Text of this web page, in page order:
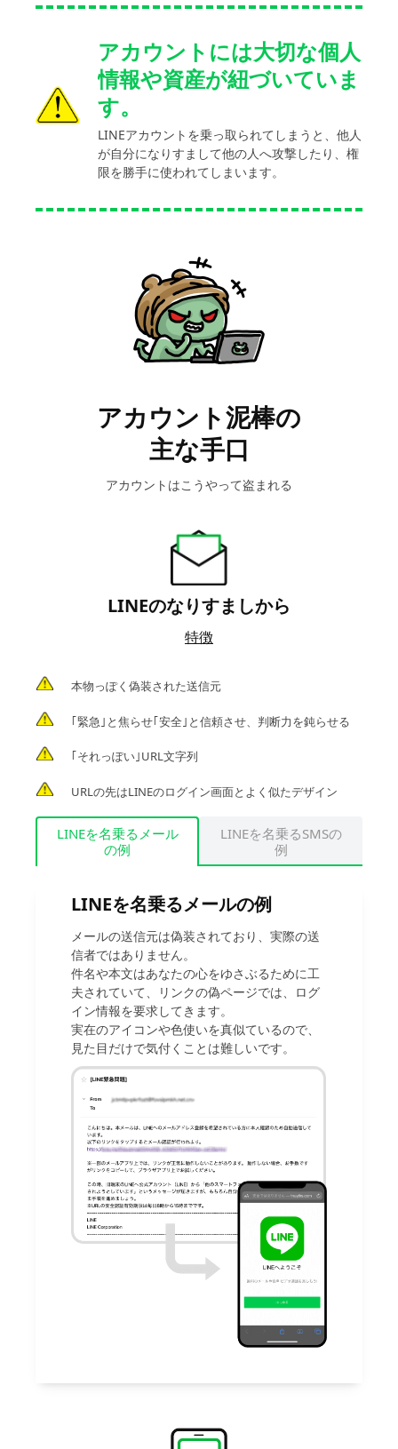
アカウントには大切な個人
情報や資産が紐づいていま
す。
LINEアカウントを乗っ取られてしまうと、他人
が自分になりすまして他の人へ攻撃したり、権
限を勝手に使われてしまいます。
アカウント泥棒の
主な手口
アカウントはこうやって盗まれる
LINEのなりすましから
特徴
本物っぽく偽装された送信元
｢緊急｣と焦らせ｢安全｣と信頼させ、判断力を鈍らせる
｢それっぽい｣URL文字列
URLの先はLINEのログイン画面とよく似たデザイン
LINEを名乗るメール
の例
LINEを名乗るSMSの
例
LINEを名乗るメールの例
メールの送信元は偽装されており、実際の送
信者ではありません。
件名や本文はあなたの心をゆさぶるために工
夫されていて、リンクの偽ページでは、ログ
イン情報を要求してきます。
実在のアイコンや色使いを真似ているので、
見た目だけで気付くことは難しいです。